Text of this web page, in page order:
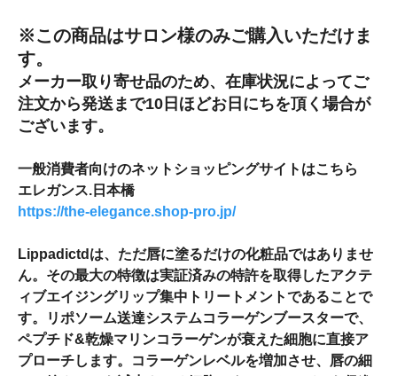
※この商品はサロン様のみご購入いただけま
す。
メーカー取り寄せ品のため、在庫状況によってご
注文から発送まで10日ほどお日にちを頂く場合が
ございます。
一般消費者向けのネットショッピングサイトはこちら
エレガンス.日本橋
https://the-elegance.shop-pro.jp/
Lippadictdは、ただ唇に塗るだけの化粧品ではありませ
ん。その最大の特徴は実証済みの特許を取得したアクテ
ィブエイジングリップ集中トリートメントであることで
す。リポソーム送達システムコラーゲンブースターで、
ペプチド&乾燥マリンコラーゲンが衰えた細胞に直接ア
プローチします。コラーゲンレベルを増加させ、唇の細